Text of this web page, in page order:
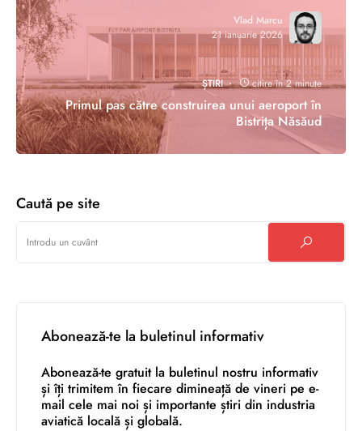
Vlad Marcu
21 ianuarie 2026
ȘTIRI citire în 2 minute
Primul pas către construirea unui aeroport în
Bistrița Năsăud
Caută pe site
Abonează-te la buletinul informativ
Abonează-te gratuit la buletinul nostru informativ
și îți trimitem în fiecare dimineață de vineri pe e-
mail cele mai noi și importante știri din industria
aviatică locală și globală.